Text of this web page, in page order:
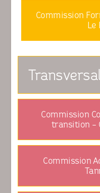
Commission
Le
Commission
transition -
Commission